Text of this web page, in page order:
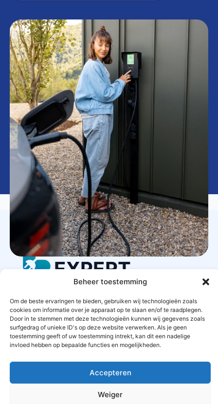
Beheer toestemming
Om de beste ervaringen te bieden, gebruiken wij technologieën zoals
cookies om informatie over je apparaat op te slaan en/of te raadplegen.
Door in te stemmen met deze technologieën kunnen wij gegevens zoals
surfgedrag of unieke ID's op deze website verwerken. Als je geen
toestemming geeft of uw toestemming intrekt, kan dit een nadelige
invloed hebben op bepaalde functies en mogelijkheden.
Accepteren
Weiger
LAADPAAL
EXPERT
STARTPAGINA CONTACT PRIVACYBELEID
ALGEMENE VOORWAARDEN